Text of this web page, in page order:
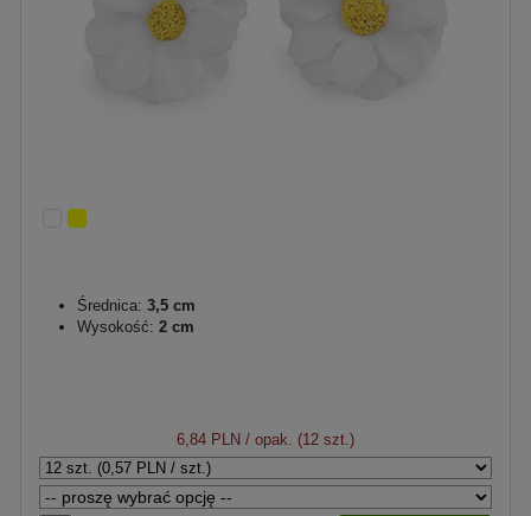
Średnica: 3,5 cm
Wysokość: 2 cm
6,84 PLN / opak. (12 szt.)